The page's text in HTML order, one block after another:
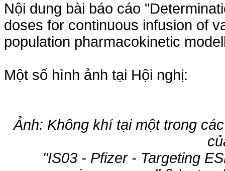
Nội dung bài báo cáo
doses for continuous infusion of
population pharmacokinetic
Một số hình ảnh tại Hội nghị:
Ảnh: Không khí tại một trong
"IS03 - Pfizer - Targeting